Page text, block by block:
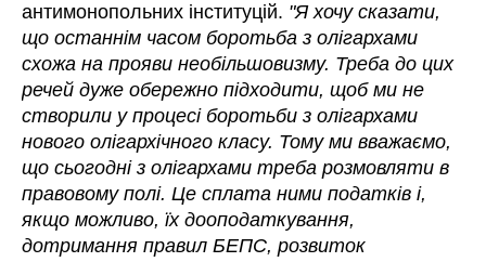
антимонопольних інституцій. "Я хочу сказати,
що останнім часом боротьба з олігархами
схожа на прояви необільшовизму. Треба до цих
речей дуже обережно підходити, щоб ми не
створили у процесі боротьби з олігархами
нового олігархічного класу. Тому ми вважаємо,
що сьогодні з олігархами треба розмовляти в
правовому полі. Це сплата ними податків і,
якщо можливо, їх дооподаткування,
дотримання правил БЕПС, розвиток